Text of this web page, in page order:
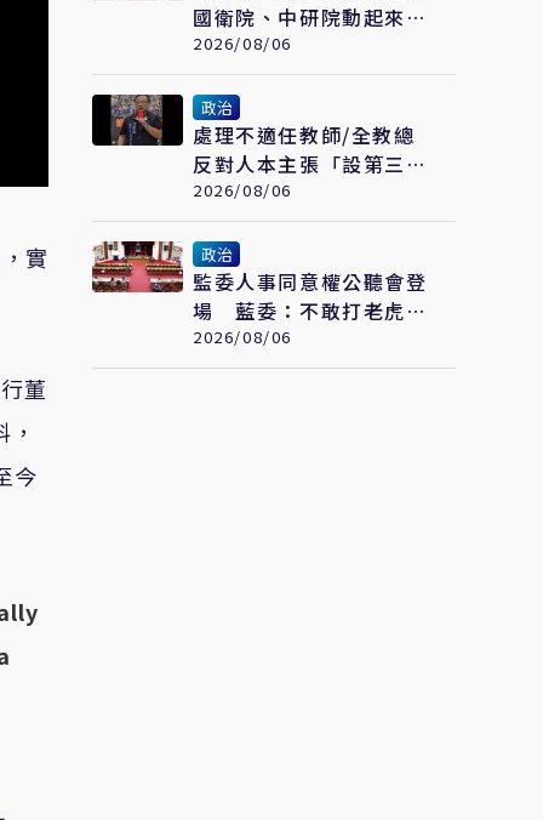
實
董
今
國衛院、中研院動起來
建立健康追蹤機制
2026/08/06
政治
處理不適任教師/全教總
反對人本主張「設第三方
機構」 盼廢校事會議、
案件分流
2026/08/06
政治
監委人事同意權公聽會登
場 藍委：不敢打老虎還
需浪費民脂民膏嗎
2026/08/06